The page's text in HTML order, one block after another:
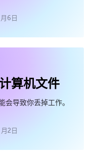
6日
算机文件
会导致你丢掉工作。
2日